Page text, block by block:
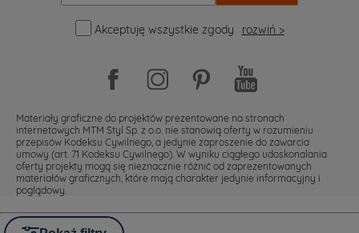
mail:
Akceptuję wszystkie zgody
rozwiń >
Materiały graficzne do projektów prezentowane na stronach
internetowych MTM Styl Sp. z o.o. nie stanowią oferty w rozumieniu
przepisów Kodeksu Cywilnego, a jedynie zaproszenie do zawarcia
umowy (art. 71 Kodeksu Cywilnego). W wyniku ciągłego udoskonalania
oferty projekty mogą się nieznacznie różnić od zaprezentowanych
materiałów graficznych, które mają charakter jedynie informacyjny i
poglądowy.